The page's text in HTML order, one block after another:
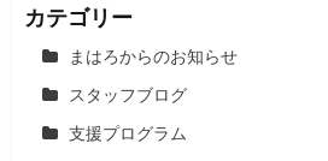
カテゴリー
まはろからのお知らせ
スタッフブログ
支援プログラム